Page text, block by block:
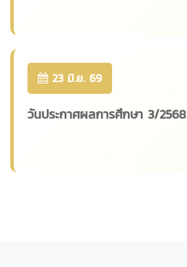
23 มิ.ย. 69
วันประกาศผลการศึกษา 3/2568